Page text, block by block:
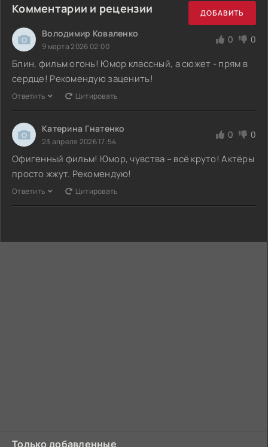
Комментарии и рецензии ДОБАВИТЬ
Володимир Коваленко
9 марта 2026 02:00
0 0
Блин, фильм огонь! Юмор классный, а сюжет - прям в
сердце! Рекомендую заценить!
Ответить Цитировать
Катерина Гнатенко
23 апреля 2026 17:54
0 0
Офигенный фильм! Юмор, чувства – всё круто! Актёры
просто жжут. Рекомендую!
Ответить Цитировать
Только добавленные